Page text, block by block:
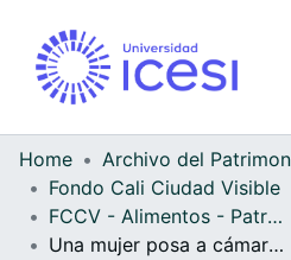
Home
Fondo Cali Ciudad Visible
FCCV - Alimentos - Patrimonial
Una mujer posa a cámara detrás del mostrador en el que exhibe distintos productos alimenticios para la venta